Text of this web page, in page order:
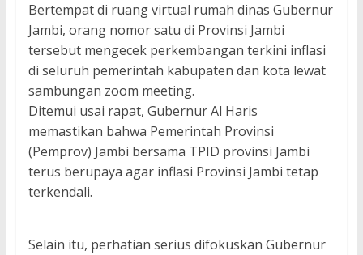
Bertempat di ruang virtual rumah dinas Gubernur
Jambi, orang nomor satu di Provinsi Jambi
tersebut mengecek perkembangan terkini inflasi
di seluruh pemerintah kabupaten dan kota lewat
sambungan zoom meeting.
Ditemui usai rapat, Gubernur Al Haris
memastikan bahwa Pemerintah Provinsi
(Pemprov) Jambi bersama TPID provinsi Jambi
terus berupaya agar inflasi Provinsi Jambi tetap
terkendali.
Selain itu, perhatian serius difokuskan Gubernur